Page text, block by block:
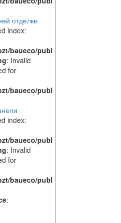
отделки
index:
baueco/public_html/catalog/
: Invalid
for
baueco/public_html/catalog/
index:
baueco/public_html/catalog/
: Invalid
for
baueco/public_html/catalog/
: